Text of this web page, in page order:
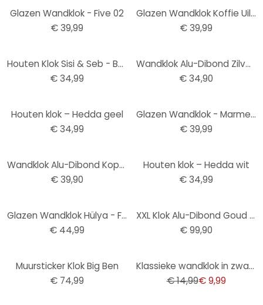
Glazen Wandklok - Five 02
€ 39,99
Glazen Wandklok Koffie Uiltje
€ 39,99
Houten Klok Sisi & Seb - Baby Giraffe
€ 34,99
Wandklok Alu-Dibond Zilver effect Ø 28 cm
€ 34,90
Houten klok – Hedda geel
€ 34,99
Glazen Wandklok - Marmer Look 04
€ 39,99
Wandklok Alu-Dibond Koper effect Ø 28 cm
€ 39,90
Houten klok – Hedda wit
€ 34,99
Glazen Wandklok Hülya - Frida
€ 44,99
XXL Klok Alu-Dibond Goud - Ø 70 cm
€ 99,90
Muursticker Klok Big Ben
€ 74,99
Klassieke wandklok in zwart en wit Ø25 cm
€ 14,99€ 9,99